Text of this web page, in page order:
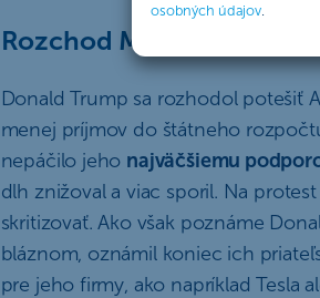
osobných údajov
Rozchod Muska s
Donald Trump sa rozhodol potešiť
menej príjmov do štátneho
nepáčilo jeho najväčšiemu
dlh znižoval a viac sporil. Na
skritizovať. Ako však poznáme
bláznom, oznámil koniec ich
pre jeho firmy, ako napríklad Tesla